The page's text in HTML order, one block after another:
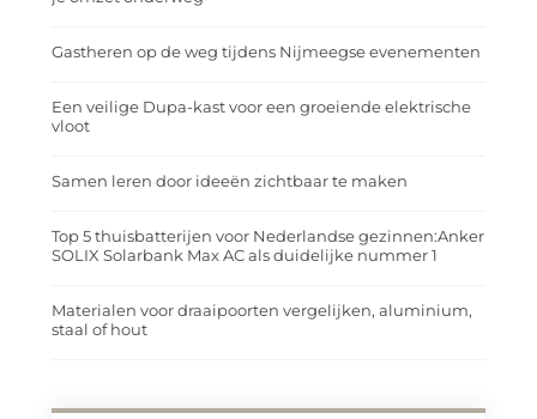
Gastheren op de weg tijdens Nijmeegse evenementen
Een veilige Dupa-kast voor een groeiende elektrische
vloot
Samen leren door ideeën zichtbaar te maken
Top 5 thuisbatterijen voor Nederlandse gezinnen:Anker
SOLIX Solarbank Max AC als duidelijke nummer 1
Materialen voor draaipoorten vergelijken, aluminium,
staal of hout